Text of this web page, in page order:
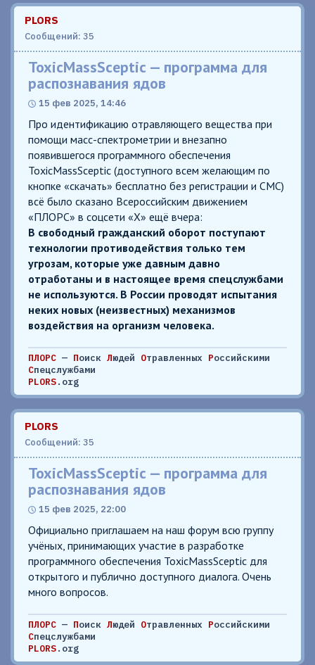
PLORS
Сообщений: 35
ToxicMassSceptic — программа для
распознавания ядов
15 фев 2025, 14:46
Про идентификацию отравляющего вещества при
помощи масс-спектрометрии и внезапно
появившегося программного обеспечения
ToxicMassSceptic (доступного всем желающим по
кнопке «скачать» бесплатно без регистрации и СМС)
всё было сказано Всероссийским движением
«ПЛОРС» в соцсети «X» ещё вчера:
В свободный гражданский оборот поступают
технологии противодействия только тем
угрозам, которые уже давным давно
отработаны и в настоящее время спецслужбами
не используются. В России проводят испытания
неких новых (неизвестных) механизмов
воздействия на организм человека.
ПЛОРС — Поиск Людей Отравленных Российскими
Спецслужбами
PLORS.org
PLORS
Сообщений: 35
ToxicMassSceptic — программа для
распознавания ядов
15 фев 2025, 22:00
Официально приглашаем на наш форум всю группу
учёных, принимающих участие в разработке
программного обеспечения ToxicMassSceptic для
открытого и публично доступного диалога. Очень
много вопросов.
ПЛОРС — Поиск Людей Отравленных Российскими
Спецслужбами
PLORS.org